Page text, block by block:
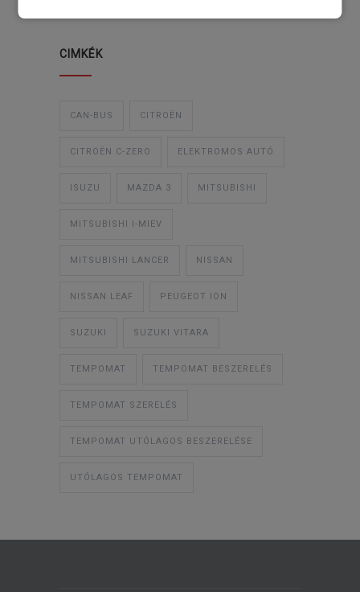
CIMKÉK
CAN-BUS CITROËN
CITROËN C-ZERO ELEKTROMOS AUTÓ
ISUZU MAZDA 3 MITSUBISHI
MITSUBISHI I-MIEV
MITSUBISHI LANCER NISSAN
NISSAN LEAF PEUGEOT ION
SUZUKI SUZUKI VITARA
TEMPOMAT TEMPOMAT BESZERELÉS
TEMPOMAT SZERELÉS
TEMPOMAT UTÓLAGOS BESZERELÉSE
UTÓLAGOS TEMPOMAT